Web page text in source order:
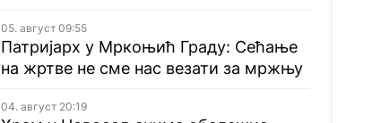
05. август 09:55
Патријарх у Мркоњић Граду: Сећање
на жртве не сме нас везати за мржњу
04. август 20:19